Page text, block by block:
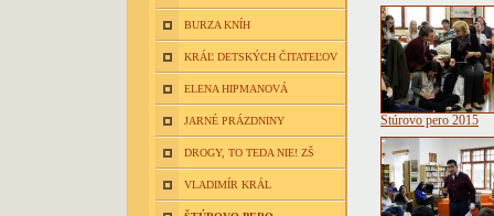
BURZA KNÍH
KRÁĽ DETSKÝCH ČITATEĽOV
ELENA HIPMANOVÁ
JARNÉ PRÁZDNINY
DROGY, TO TEDA NIE! ZŠ
VLADIMÍR KRÁL
Štúrovo pero 2015